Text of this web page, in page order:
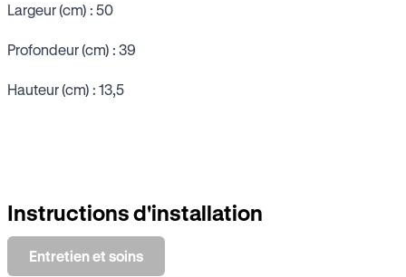
Largeur (cm) : 50
Profondeur (cm) : 39
Hauteur (cm) : 13,5
Instructions d'installation
Entretien et soins